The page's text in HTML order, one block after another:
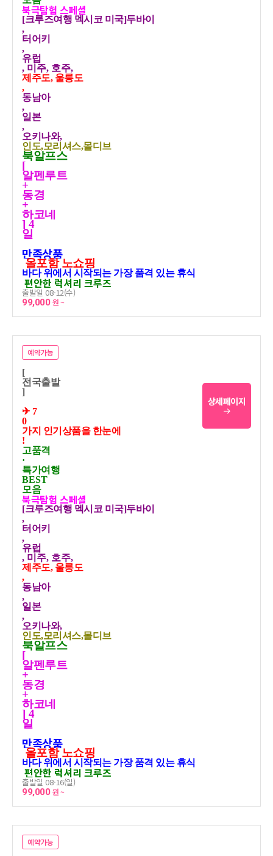
북극탐험 스페셜
[크루즈여행 멕시코 미국]두바이
,
터어키
,
유럽
, 미주, 호주,
제주도, 울릉도
,
동남아
,
일본
,
오키나와,
인도,모리셔스,몰디브
북알프스
[
알펜루트
+
동경
+
하코네
] 4
일
만족상품
올포함 노쇼핑
바다 위에서 시작되는 가장 품격 있는 휴식
편안한 럭셔리 크루즈
출발일 08-12(수)
99,000원 ~
예약가능
[
전국출발
]
✈ 7
0
가지 인기상품을 한눈에
!
고품격
·
특가여행
BEST
모음
북극탐험 스페셜
[크루즈여행 멕시코 미국]두바이
,
터어키
,
유럽
, 미주, 호주,
제주도, 울릉도
,
동남아
,
일본
,
오키나와,
인도,모리셔스,몰디브
북알프스
[
알펜루트
+
동경
+
하코네
] 4
일
만족상품
올포함 노쇼핑
바다 위에서 시작되는 가장 품격 있는 휴식
편안한 럭셔리 크루즈
출발일 08-16(일)
99,000원 ~
상세페이지
예약가능